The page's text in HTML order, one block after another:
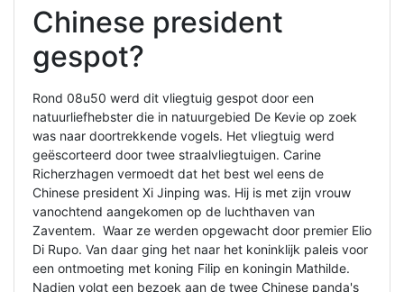
Chinese president
gespot?
Rond 08u50 werd dit vliegtuig gespot door een
natuurliefhebster die in natuurgebied De Kevie op zoek
was naar doortrekkende vogels. Het vliegtuig werd
geëscorteerd door twee straalvliegtuigen. Carine
Richerzhagen vermoedt dat het best wel eens de
Chinese president Xi Jinping was. Hij is met zijn vrouw
vanochtend aangekomen op de luchthaven van
Zaventem. Waar ze werden opgewacht door premier Elio
Di Rupo. Van daar ging het naar het koninklijk paleis voor
een ontmoeting met koning Filip en koningin Mathilde.
Nadien volgt een bezoek aan de twee Chinese panda's